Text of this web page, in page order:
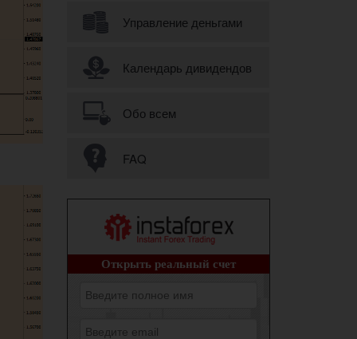
Управление деньгами
Календарь дивидендов
Обо всем
FAQ